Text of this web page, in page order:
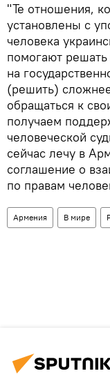
"Те отношения,
установлены с
человека
помогают
на
(решить)
обращаться к
получаем
человеческой
сейчас лечу в
соглашение о
по правам
Армения В мире